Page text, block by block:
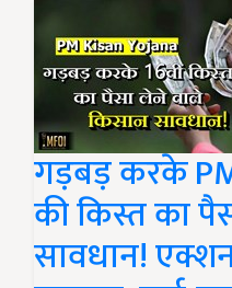
गड़बड़ करके
की किस्त का
सावधान!